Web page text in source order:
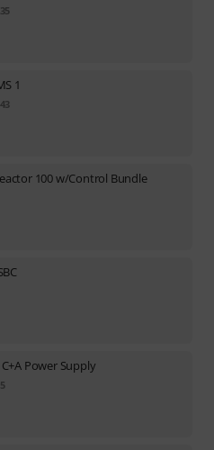
1
100 w/Control Bundle
C+A Power Supply